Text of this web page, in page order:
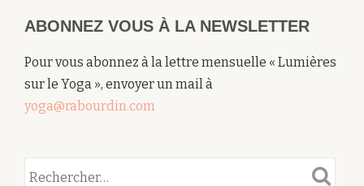
ABONNEZ VOUS À LA NEWSLETTER
Pour vous abonnez à la lettre mensuelle « Lumières
sur le Yoga », envoyer un mail à
yoga@rabourdin.com